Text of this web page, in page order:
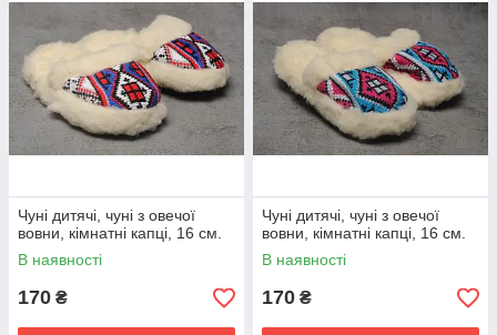
Чуні дитячі, чуні з овечої
вовни, кімнатні капці, 16 см.
В наявності
170 ₴
Чуні дитячі, чуні з овечої
вовни, кімнатні капці, 16 см.
В наявності
170 ₴